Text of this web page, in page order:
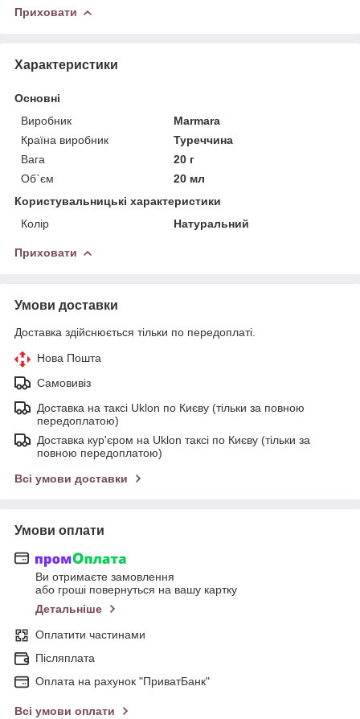
Приховати
Характеристики
Основні
Виробник
Marmara
Країна виробник
Туреччина
Вага
20 г
Об`єм
20 мл
Користувальницькі характеристики
Колір
Натуральний
Приховати
Умови доставки
Доставка здійснюється тільки по передоплаті.
Нова Пошта
Самовивіз
Доставка на таксі Uklon по Києву (тільки за повною
передоплатою)
Доставка кур'єром на Uklon таксі по Києву (тільки за
повною передоплатою)
Всі умови доставки
Умови оплати
Ви отримаєте замовлення
або гроші повернуться на вашу картку
Детальніше
Оплатити частинами
Післяплата
Оплата на рахунок "ПриватБанк"
Всі умови оплати